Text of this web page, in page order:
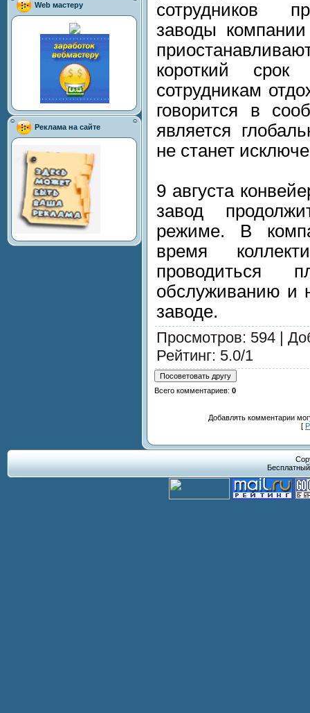
Web мастеру
Реклама на сайте
сотрудников
заводы
короткий
сотрудникам
говорится в
является
не станет
9 августа
завод
режиме. В
время
проводиться
обслуживанию и
заводе.
Просмотров: 594 |
Рейтинг: 5.0/1
Всего комментариев: 0
Добавлять комментарии
[